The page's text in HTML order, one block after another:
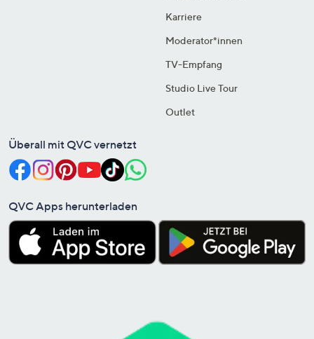
Karriere
Moderator*innen
TV-Empfang
Studio Live Tour
Outlet
Überall mit QVC vernetzt
QVC Apps herunterladen